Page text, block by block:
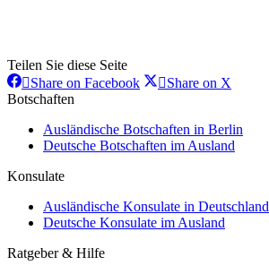
Teilen Sie diese Seite
Share on FacebookShareShare on X
Botschaften
Ausländische Botschaften in Berlin
Deutsche Botschaften im Ausland
Konsulate
Ausländische Konsulate in Deutschland
Deutsche Konsulate im Ausland
Ratgeber & Hilfe